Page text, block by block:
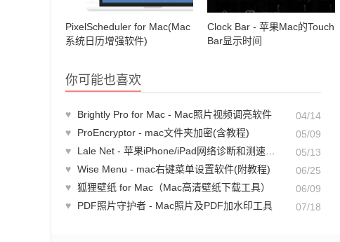
PixelScheduler for Mac(Mac
系统日历增强软件)
Clock Bar - 苹果Mac的Touch
Bar显示时间
你可能也喜欢
♥ Brightly Pro for Mac - Mac照片视频调亮软件
04/14
♥
ProEncryptor - mac文件夹加密(含教程)
05/09
♥
Lale Net - 苹果iPhone/iPad网络诊断和测速工具
05/13
♥ Wise Menu - mac右键菜单设置软件(附教程)
06/25
♥ 狐狸壁纸 for Mac（Mac高清壁纸下载工具）
06/09
♥
PDF照片守护者 - Mac照片及PDF加水印工具 07/18